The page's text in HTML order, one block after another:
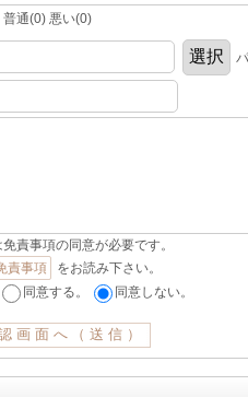
通(0) 悪い(0)
責事項の同意が必要です。
責事項
をお読み下さい。
同意する。 同意しない。